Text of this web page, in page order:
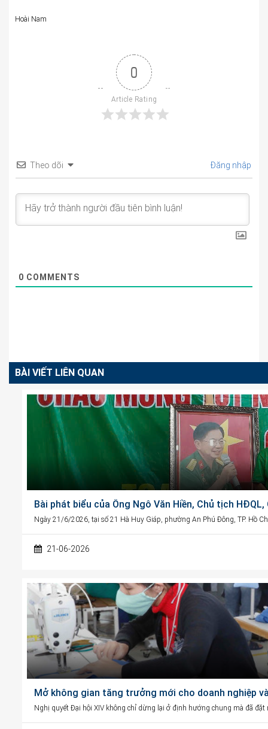
Hoài Nam
0
Article Rating
Theo dõi Đăng nhập
0 COMMENTS
BÀI VIẾT LIÊN QUAN
Bài phát biểu của Ông Ngô Văn Hiền, Chủ tịch
Ngày 21/6/2026, tại số 21 Hà Huy Giáp, phường An Phú Đông, TP. Hồ
21-06-2026
Mở không gian tăng trưởng mới cho doanh nghiệp
Nghị quyết Đại hội XIV không chỉ dừng lại ở định hướng chung mà đã đặt